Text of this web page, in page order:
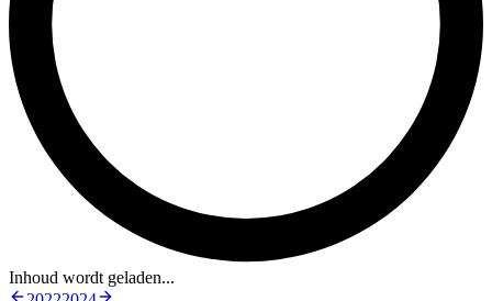
Inhoud wordt geladen...